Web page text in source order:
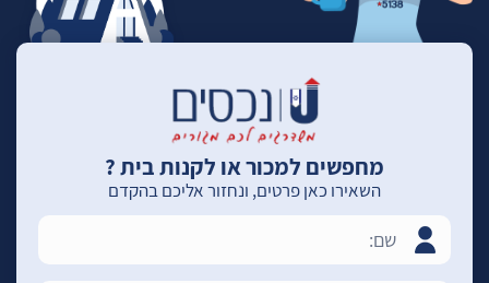
מחפשים למכור או לקנות בית ?
השאירו כאן פרטים, ונחזור אליכם בהקדם